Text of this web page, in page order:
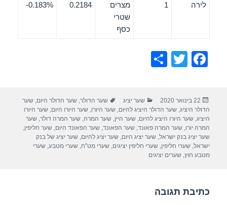
לירה 1
מצרים
שטרי
כסף
0.2184
0.183%-
F
e
b
o
o
T
er
e
פורסם
בתאריך
22 בינואר 2020 קטגוריות
שער יציג תגיות
שער הדולר,שער הדולר היום,שער
הדולר היציג,שער הדולר היציג להיום,שער היורו,שער היורו היום,שער היורו
היציג,שער היורו היציג להיום,שער היין,שער המרה,שער המרה דולר,שער
המרה יורו,שער המרה פאונד,שער הפאונד,שער הפאונד היום,שער חליפין,
שער יציג בנק ישראל,שער יציג היום,שער יציג להיום,שער יציג של בנק
ישראל,שערי חליפין,שערי חליפין יציגים,שערי מט"ח,שערי מטבע,שערי
מטבע חוץ,שערים יציגים
כתיבת תגובה